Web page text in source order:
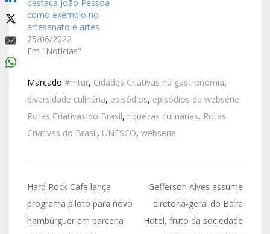
destaca João Pessoa
como exemplo no
artesanato e artes
25/06/2022
Em "Notícias"
Marcado #mtur, Cidades Criativas na gastronomia,
diversidade culinária, episódios, episódios da websérie
Rotas Criativas do Brasil, riquezas culinárias, Rotas
Criativas do Brasil, UNESCO, webserie
Hard Rock Cafe lança
programa piloto para novo
hambúrguer em parceria
Gefferson Alves assume
diretoria-geral do Ba’ra
Hotel, fruto da sociedade